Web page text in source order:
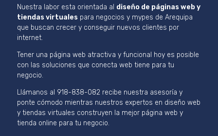
Nuestra labor esta orientada al diseño de páginas web y
tiendas virtuales para negocios y mypes de Arequipa
que buscan crecer y conseguir nuevos clientes por
internet.
Tener una página web atractiva y funcional hoy es posible
con las soluciones que conecta web tiene para tu
negocio.
Llámanos al 918-838-082 recibe nuestra asesoría y
ponte cómodo mientras nuestros expertos en diseño web
y tiendas virtuales construyen la mejor página web y
tienda online para tu negocio.